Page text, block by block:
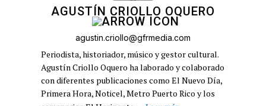
AGUSTÍN CRIOLLO OQUERO
agustin.criollo@gfrmedia.com
Periodista, historiador, músico y gestor cultural.
Agustín Criollo Oquero ha laborado y colaborado
con diferentes publicaciones como El Nuevo Día,
Primera Hora, Noticel, Metro Puerto Rico y los